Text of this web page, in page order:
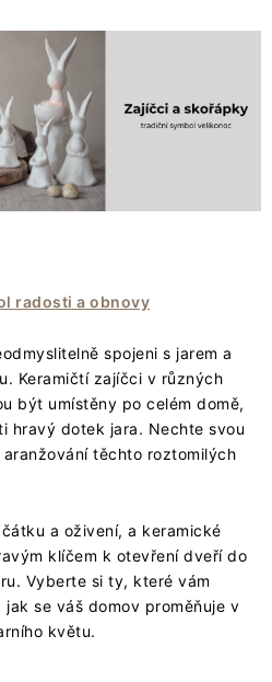
radosti a obnovy
spojeni s jarem a
Keramičtí zajíčci v různých
být umístěny po celém domě,
hravý dotek jara. Nechte svou
těchto roztomilých
a oživení, a keramické
klíčem k otevření dveří do
Vyberte si ty, které vám
se váš domov proměňuje v
květu.